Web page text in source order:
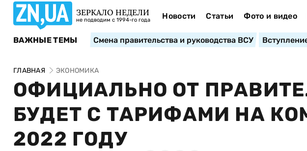
ЗЕРКАЛО НЕДЕЛИ
не подводим с 1994-го года Новости Статьи Фото и видео
ВАЖНЫЕ ТЕМЫ Смена правительства и руководства ВСУ
ГЛАВНАЯ ЭКОНОМИКА
ОФИЦИАЛЬНО ОТ
БУДЕТ С ТАРИФАМИ НА
2022 ГОДУ